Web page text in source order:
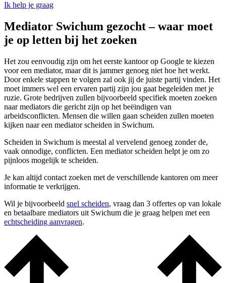
Ik help je graag
Mediator Swichum gezocht – waar moet
je op letten bij het zoeken
Het zou eenvoudig zijn om het eerste kantoor op Google te kiezen
voor een mediator, maar dit is jammer genoeg niet hoe het werkt.
Door enkele stappen te volgen zal ook jij de juiste partij vinden. Het
moet immers wel een ervaren partij zijn jou gaat begeleiden met je
ruzie. Grote bedrijven zullen bijvoorbeeld specifiek moeten zoeken
naar mediators die gericht zijn op het beëindigen van
arbeidsconflicten. Mensen die willen gaan scheiden zullen moeten
kijken naar een mediator scheiden in Swichum.
Scheiden in Swichum is meestal al vervelend genoeg zonder de,
vaak onnodige, conflicten. Een mediator scheiden helpt je om zo
pijnloos mogelijk te scheiden.
Je kan altijd contact zoeken met de verschillende kantoren om meer
informatie te verkrijgen.
Wil je bijvoorbeeld snel scheiden, vraag dan 3 offertes op van lokale
en betaalbare mediators uit Swichum die je graag helpen met een
echtscheiding aanvragen.